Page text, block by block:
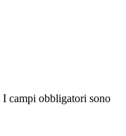
I campi obbligatori sono